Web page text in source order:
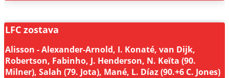
LFC zostava
Alisson - Alexander-Arnold, I. Konaté, van Dijk,
Robertson, Fabinho, J. Henderson, N. Keïta (90.
Milner), Salah (79. Jota), Mané, L. Díaz (90.+6 C. Jones)